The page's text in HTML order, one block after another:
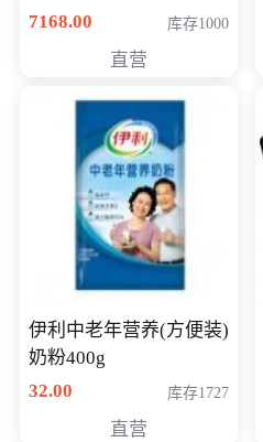
储卡全高清摄录一体机
清入门级摄像机
7168.00 库存1000
直营
伊利中老年营养(方便装)
奶粉400g
32.00
库存1727
直营